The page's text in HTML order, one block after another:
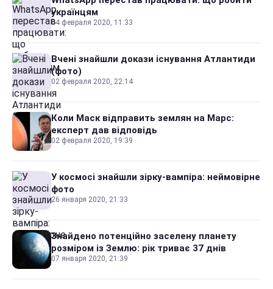
українцям
04 февраля 2020, 11:33
Вчені знайшли докази існування Атлантиди
(фото)
02 февраля 2020, 22:14
Коли Маск відправить землян на Марс:
експерт дав відповідь
02 февраля 2020, 19:39
У космосі знайшли зірку-вампіра: неймовірне
фото
26 января 2020, 21:33
Знайдено потенційно заселену планету
розміром із Землю: рік триває 37 днів
07 января 2020, 21:39